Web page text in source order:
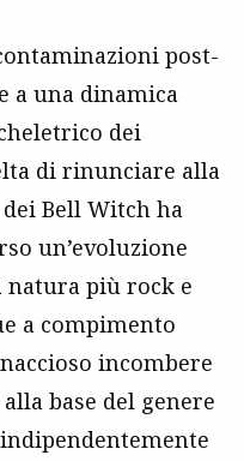
post-
a una dinamica
dei
di rinunciare alla
Bell Witch ha
un’evoluzione
natura più rock e
a compimento
incombere
base del genere